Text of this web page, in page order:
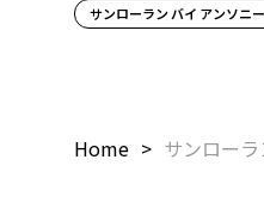
サンローラン バイ アンソニ
Home サンロー